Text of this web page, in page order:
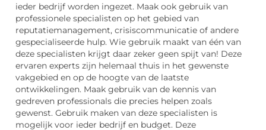
ieder bedrijf worden ingezet. Maak ook gebruik van
professionele specialisten op het gebied van
reputatiemanagement, crisiscommunicatie of andere
gespecialiseerde hulp. Wie gebruik maakt van één van
deze specialisten krijgt daar zeker geen spijt van! Deze
ervaren experts zijn helemaal thuis in het gewenste
vakgebied en op de hoogte van de laatste
ontwikkelingen. Maak gebruik van de kennis van
gedreven professionals die precies helpen zoals
gewenst. Gebruik maken van deze specialisten is
mogelijk voor ieder bedrijf en budget. Deze